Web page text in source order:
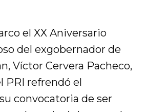
el XX Aniversario
del exgobernador de
Víctor Cervera Pacheco,
PRI refrendó el
convocatoria de ser